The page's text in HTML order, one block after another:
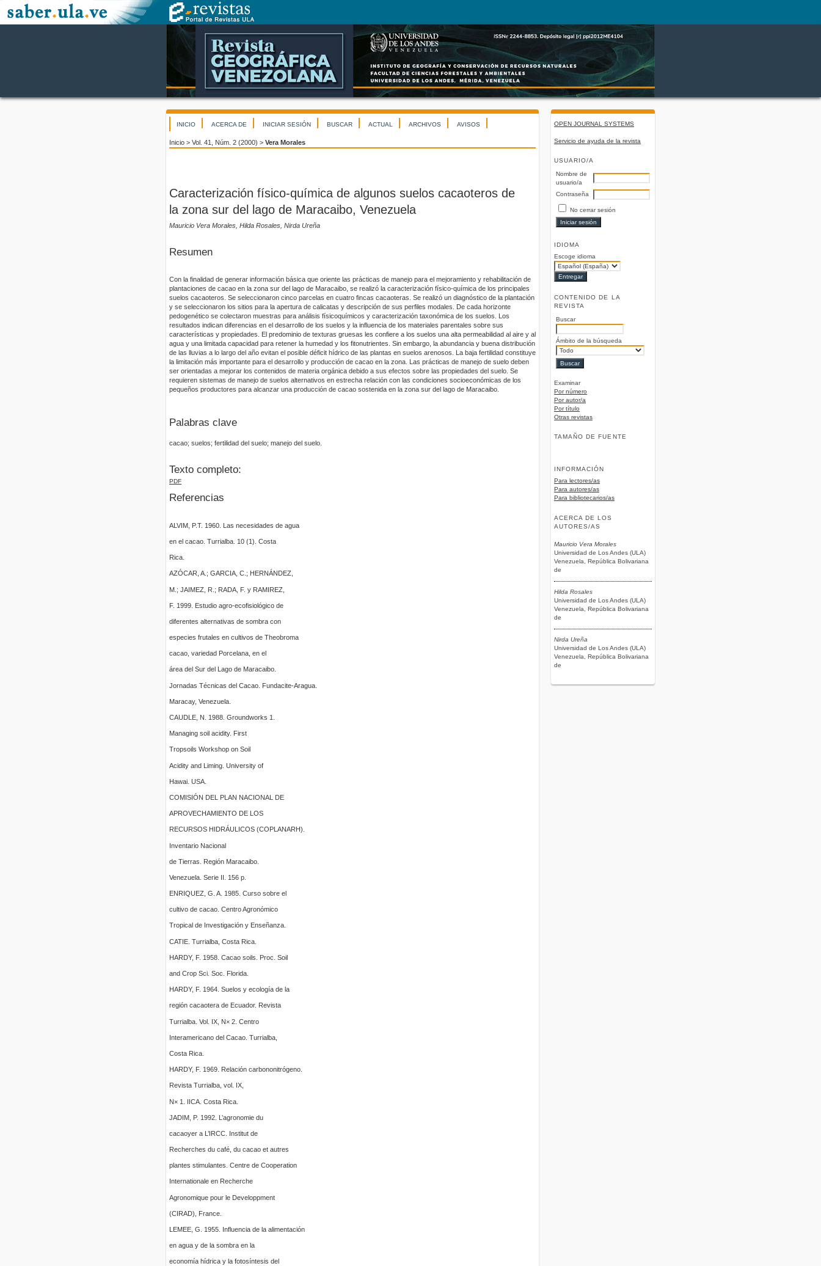
OPEN JOURNAL SYSTEMS
Servicio de ayuda de la revista
USUARIO/A
Nombre de
usuario/a
Contraseña
No cerrar sesión
IDIOMA
Escoge idioma
CONTENIDO DE LA
REVISTA
Buscar
Ámbito de la búsqueda
Examinar
Por número
Por autor/a
Por título
Otras revistas
TAMAÑO DE FUENTE
INFORMACIÓN
Para lectores/as
Para autores/as
Para bibliotecarios/as
ACERCA DE LOS
AUTORES/AS
Mauricio Vera Morales
Universidad de Los Andes (ULA)
Venezuela, República Bolivariana
de
Hilda Rosales
Universidad de Los Andes (ULA)
Venezuela, República Bolivariana
de
Nirda Ureña
Universidad de Los Andes (ULA)
Venezuela, República Bolivariana
de
INICIO ACERCA DE INICIAR SESIÓN BUSCAR ACTUAL ARCHIVOS AVISOS
Inicio > Vol. 41, Núm. 2 (2000) > Vera Morales
Caracterización físico-química de algunos suelos cacaoteros de
la zona sur del lago de Maracaibo, Venezuela
Mauricio Vera Morales, Hilda Rosales, Nirda Ureña
Resumen
Con la finalidad de generar información básica que oriente las prácticas de manejo para el mejoramiento y rehabilitación de
plantaciones de cacao en la zona sur del lago de Maracaibo, se realizó la caracterización físico-química de los principales
suelos cacaoteros. Se seleccionaron cinco parcelas en cuatro fincas cacaoteras. Se realizó un diagnóstico de la plantación
y se seleccionaron los sitios para la apertura de calicatas y descripción de sus perfiles modales. De cada horizonte
pedogenético se colectaron muestras para análisis físicoquímicos y caracterización taxonómica de los suelos. Los
resultados indican diferencias en el desarrollo de los suelos y la influencia de los materiales parentales sobre sus
características y propiedades. El predominio de texturas gruesas les confiere a los suelos una alta permeabilidad al aire y al
agua y una limitada capacidad para retener la humedad y los fitonutrientes. Sin embargo, la abundancia y buena distribución
de las lluvias a lo largo del año evitan el posible déficit hídrico de las plantas en suelos arenosos. La baja fertilidad constituye
la limitación más importante para el desarrollo y producción de cacao en la zona. Las prácticas de manejo de suelo deben
ser orientadas a mejorar los contenidos de materia orgánica debido a sus efectos sobre las propiedades del suelo. Se
requieren sistemas de manejo de suelos alternativos en estrecha relación con las condiciones socioeconómicas de los
pequeños productores para alcanzar una producción de cacao sostenida en la zona sur del lago de Maracaibo.
Palabras clave
cacao; suelos; fertilidad del suelo; manejo del suelo.
Texto completo:
PDF
Referencias
ALVIM, P.T. 1960. Las necesidades de agua
en el cacao. Turrialba. 10 (1). Costa
Rica.
AZÓCAR, A.; GARCIA, C.; HERNÁNDEZ,
M.; JAIMEZ, R.; RADA, F. y RAMIREZ,
F. 1999. Estudio agro-ecofisiológico de
diferentes alternativas de sombra con
especies frutales en cultivos de Theobroma
cacao, variedad Porcelana, en el
área del Sur del Lago de Maracaibo.
Jornadas Técnicas del Cacao. Fundacite-Aragua.
Maracay, Venezuela.
CAUDLE, N. 1988. Groundworks 1.
Managing soil acidity. First
Tropsoils Workshop on Soil
Acidity and Liming. University of
Hawai. USA.
COMISIÓN DEL PLAN NACIONAL DE
APROVECHAMIENTO DE LOS
RECURSOS HIDRÁULICOS (COPLANARH).
Inventario Nacional
de Tierras. Región Maracaibo.
Venezuela. Serie II. 156 p.
ENRIQUEZ, G. A. 1985. Curso sobre el
cultivo de cacao. Centro Agronómico
Tropical de Investigación y Enseñanza.
CATIE. Turrialba, Costa Rica.
HARDY, F. 1958. Cacao soils. Proc. Soil
and Crop Sci. Soc. Florida.
HARDY, F. 1964. Suelos y ecología de la
región cacaotera de Ecuador. Revista
Turrialba. Vol. IX, N× 2. Centro
Interamericano del Cacao. Turrialba,
Costa Rica.
HARDY, F. 1969. Relación carbononitrógeno.
Revista Turrialba, vol. IX,
N× 1. IICA. Costa Rica.
JADIM, P. 1992. L’agronomie du
cacaoyer a L’IRCC. Institut de
Recherches du café, du cacao et autres
plantes stimulantes. Centre de Cooperation
Internationale en Recherche
Agronomique pour le Developpment
(CIRAD), France.
LEMEE, G. 1955. Influencia de la alimentación
en agua y de la sombra en la
economía hídrica y la fotosíntesis del